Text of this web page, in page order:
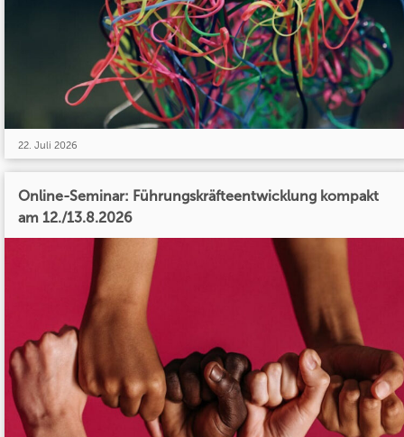
22. Juli 2026
Online-Seminar: Führungskräfteentwicklung kompakt
am 12./13.8.2026